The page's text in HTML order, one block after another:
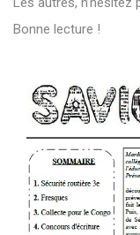
Bonne lecture !